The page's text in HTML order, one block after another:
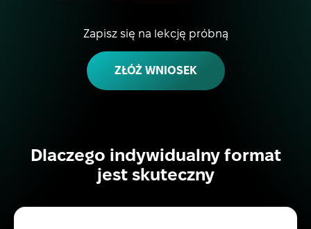
Zapisz się na lekcję próbną
ZŁÓŻ WNIOSEK
Dlaczego indywidualny format
jest skuteczny